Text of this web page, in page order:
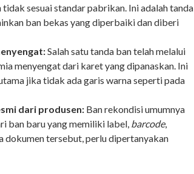
sesuai standar pabrikan. Ini adalah tanda
ban bekas yang diperbaiki dan diberi
Salah satu tanda ban telah melalui
menyengat dari karet yang dipanaskan. Ini
jika tidak ada garis warna seperti pada
dari produsen: Ban rekondisi umumnya
ban baru yang memiliki label, barcode,
dokumen tersebut, perlu dipertanyakan